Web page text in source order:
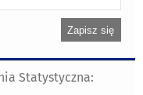
Statystyczna: